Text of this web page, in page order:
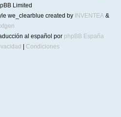
Limited
we_clearblue created by INVENTEA &
al español por phpBB España
Condiciones